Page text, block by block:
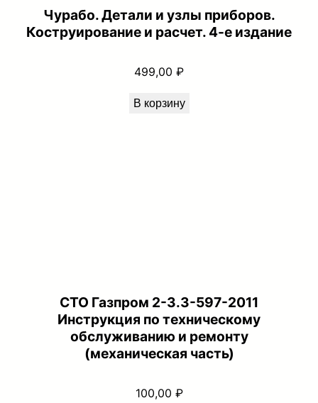
Чурабо. Детали и узлы приборов.
Коструирование и расчет. 4-е издание
499,00 ₽
В корзину
СТО Газпром 2-3.3-597-2011
Инструкция по техническому
обслуживанию и ремонту
(механическая часть)
100,00 ₽